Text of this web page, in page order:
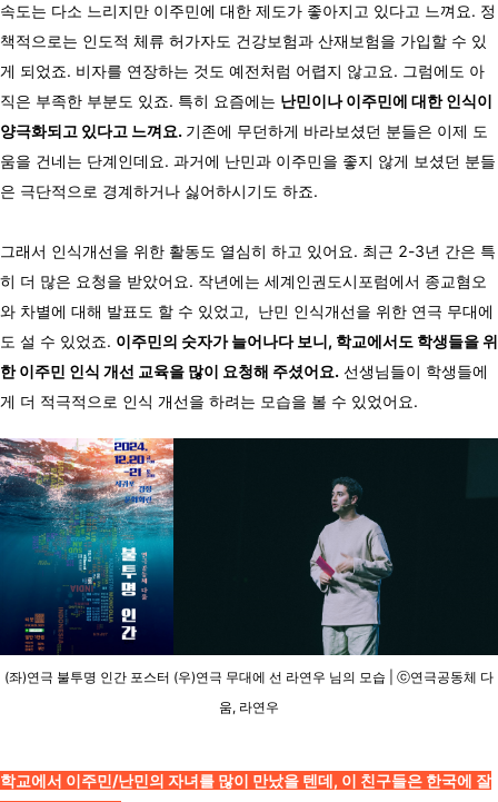
속도는 다소 느리지만 이주민에 대한 제도가 좋아지고 있다고 느껴요. 정
책적으로는 인도적 체류 허가자도 건강보험과 산재보험을 가입할 수 있
게 되었죠. 비자를 연장하는 것도 예전처럼 어렵지 않고요. 그럼에도 아
직은 부족한 부분도 있죠. 특히 요즘에는 난민이나 이주민에 대한 인식이
양극화되고 있다고 느껴요. 기존에 무던하게 바라보셨던 분들은 이제 도
움을 건네는 단계인데요. 과거에 난민과 이주민을 좋지 않게 보셨던 분들
은 극단적으로 경계하거나 싫어하시기도 하죠.
그래서 인식개선을 위한 활동도 열심히 하고 있어요. 최근 2-3년 간은 특
히 더 많은 요청을 받았어요. 작년에는 세계인권도시포럼에서 종교혐오
와 차별에 대해 발표도 할 수 있었고, 난민 인식개선을 위한 연극 무대에
도 설 수 있었죠. 이주민의 숫자가 늘어나다 보니, 학교에서도 학생들을 위
한 이주민 인식 개선 교육을 많이 요청해 주셨어요. 선생님들이 학생들에
게 더 적극적으로 인식 개선을 하려는 모습을 볼 수 있었어요.
(좌)연극 불투명 인간 포스터 (우)연극 무대에 선 라연우 님의 모습 | ⓒ연극공동체 다
움, 라연우
학교에서 이주민/난민의 자녀를 많이 만났을 텐데, 이 친구들은 한국에 잘